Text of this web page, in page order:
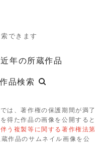
できます
近年の所蔵作品
作品検索
は、著作権の保護期間が満了
得た作品の画像を公開すると
う複製等に関する著作権法第
作品のサムネイル画像を公